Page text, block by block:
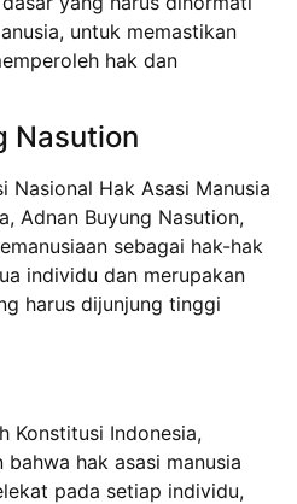
untuk memastikan
hak dan
Nasution
Nasional Hak Asasi Manusia
Adnan Buyung Nasution,
sebagai hak-hak
individu dan merupakan
harus dijunjung tinggi
Konstitusi Indonesia,
hak asasi manusia
pada setiap individu,